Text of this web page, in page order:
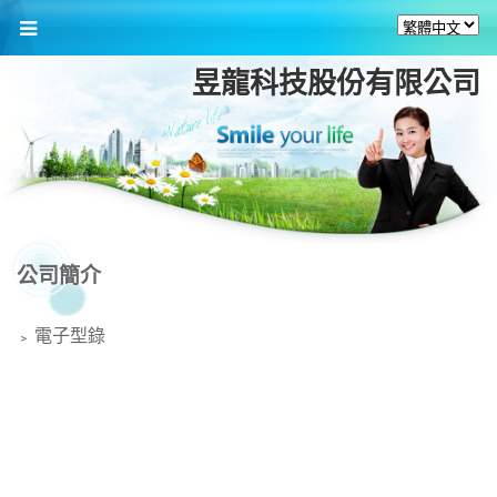
昱龍科技股份有限公司
公司簡介
﹥ 電子型錄